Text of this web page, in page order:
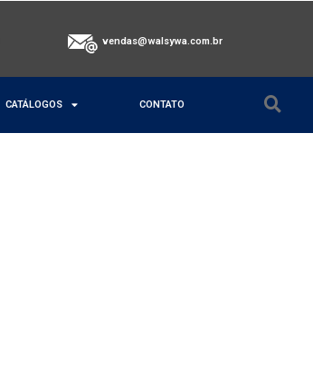
vendas@walsywa.com.br
CATÁLOGOS CONTATO